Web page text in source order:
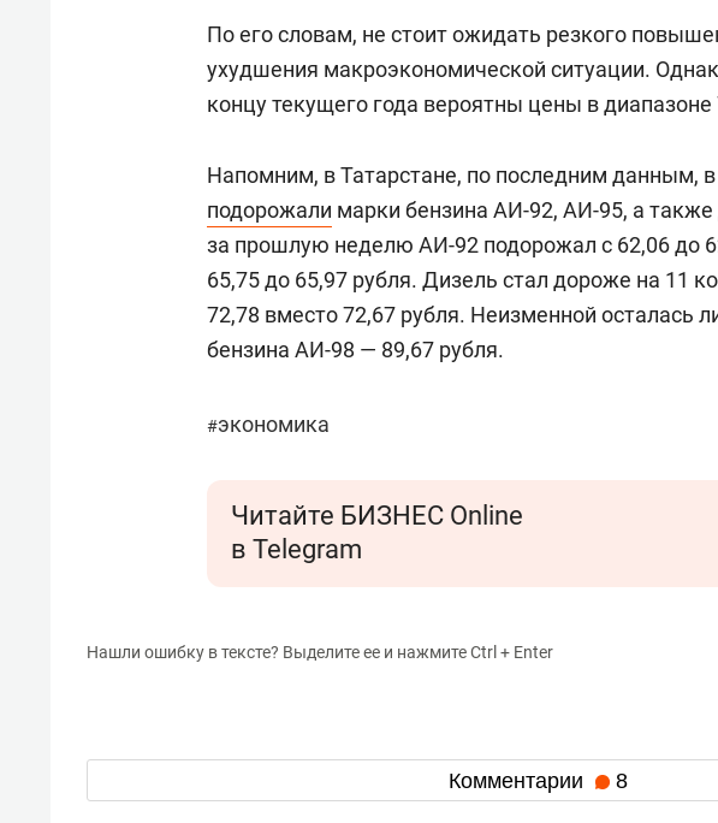
По его словам, не стоит ожидать резкого
ухудшения макроэкономической ситуации.
концу текущего года вероятны цены в диапазоне
Напомним, в Татарстане, по последним данным, в
подорожали марки бензина АИ-92, АИ-95, а также
за прошлую неделю АИ-92 подорожал с 62,06 до
65,75 до 65,97 рубля. Дизель стал дороже на 11
72,78 вместо 72,67 рубля. Неизменной осталась
бензина АИ-98 — 89,67 рубля.
#экономика
Читайте БИЗНЕС Online
в Telegram
Нашли ошибку в тексте? Выделите ее и нажмите Ctrl + Enter
Комментарии 8